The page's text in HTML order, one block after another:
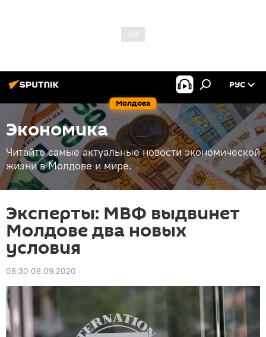
Молдова
РУС
Экономика
Читайте самые актуальные новости экономической
жизни в Молдове и мире.
Эксперты: МВФ выдвинет
Молдове два новых
условия
08:30 08.09.2020